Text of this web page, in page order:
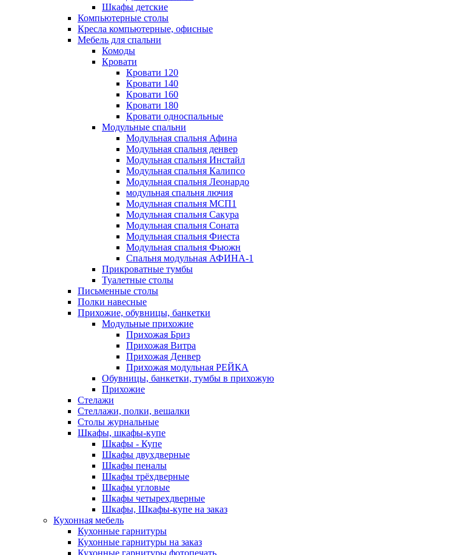
Шкафы детские
Компьютерные столы
Кресла компьютерные, офисные
Мебель для спальни
Комоды
Кровати
Кровати 120
Кровати 140
Кровати 160
Кровати 180
Кровати односпальные
Модульные спальни
Модульная спальня Афина
Модульная спальня денвер
Модульная спальня Инстайл
Модульная спальня Калипсо
Модульная спальня Леонардо
модульная спальня лючия
Модульная спальня МСП1
Модульная спальня Сакура
Модульная спальня Соната
Модульная спальня Фиеста
Модульная спальня Фьюжн
Спальня модульная АФИНА-1
Прикроватные тумбы
Туалетные столы
Письменные столы
Полки навесные
Прихожие, обувницы, банкетки
Модульные прихожие
Прихожая Бриз
Прихожая Витра
Прихожая Денвер
Прихожая модульная РЕЙКА
Обувницы, банкетки, тумбы в прихожую
Прихожие
Стелажи
Стеллажи, полки, вешалки
Столы журнальные
Шкафы, шкафы-купе
Шкафы - Купе
Шкафы двухдверные
Шкафы пеналы
Шкафы трёхдверные
Шкафы угловые
Шкафы четырехдверные
Шкафы, Шкафы-купе на заказ
Кухонная мебель
Кухонные гарнитуры
Кухонные гарнитуры на заказ